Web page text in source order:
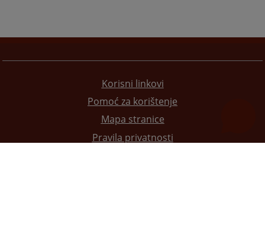
Korisni linkovi
Pomoć za korištenje
Mapa stranice
Pravila privatnosti